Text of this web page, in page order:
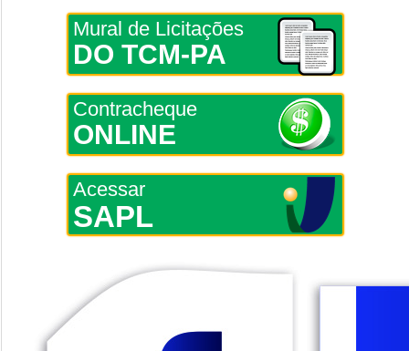
Mural de Licitações
DO TCM-PA
Contracheque
ONLINE
Acessar
SAPL